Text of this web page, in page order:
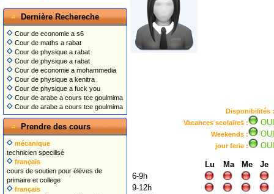
Dernière Rechereche
Cour de economie a s6
Cour de maths a rabat
Cour de physique a rabat
Cour de physique a rabat
Cour de economie a mohammedia
Cour de physique a kenitra
Cour de physique a fuck you
Cour de arabe a cours tce goulmima
Cour de arabe a cours tce goulmima
Prendre des cours
mécanique
technicien specilisé
français
cours de soutien pour élèves de
primaire et college
français
Disponibilités :
Vacances scolaires :
OUI
Weekends : OUI
jour ferie : OUI
Lu Ma Me
Je
6-9h
9-12h